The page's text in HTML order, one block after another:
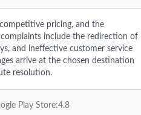
pricing, and the
include the redirection of
and ineffective customer service
arrive at the chosen destination
resolution.
Play Store:4.8